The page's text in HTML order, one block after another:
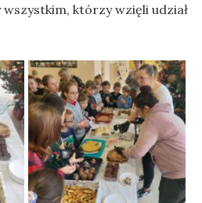
którzy wzięli udział